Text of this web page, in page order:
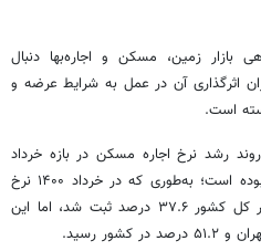
بازار زمین، مسکن و اجاره‌بها دنبال
اثرگذاری آن در عمل به شرایط عرضه و
است.
رشد نرخ اجاره مسکن در بازه خرداد
۱۴۰۰ تا ۱۴۰۲ با شیب تندی افزایشی بوده است؛ به‌طوری که در خرداد ۱۴۰۰ نرخ
رشد اجاره در تهران ۳۳.۹ درصد و در کل کشور ۳۷.۶ درصد ثبت شد، اما این